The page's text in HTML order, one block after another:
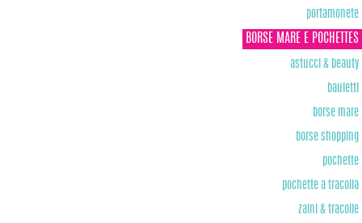
portamonete
BORSE MARE E POCHETTES
astucci & beauty
bauletti
borse mare
borse shopping
pochette
pochette a tracolla
zaini & tracolle